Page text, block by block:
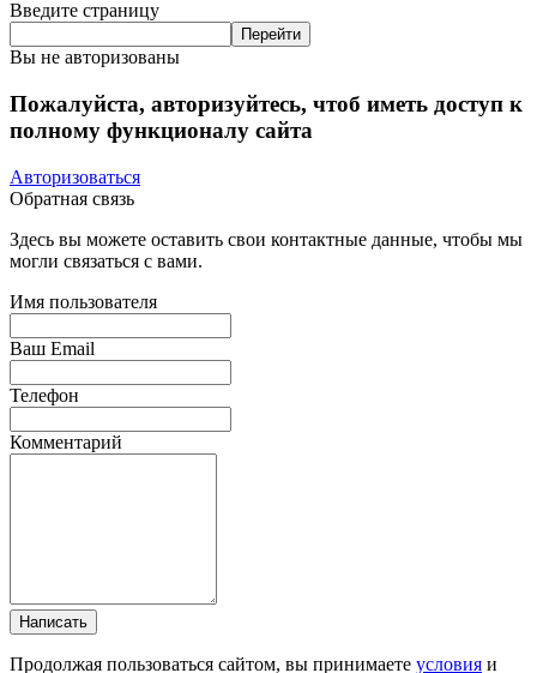
Введите страницу
Вы не авторизованы
Пожалуйста, авторизуйтесь, чтоб иметь доступ к
полному функционалу сайта
Авторизоваться
Обратная связь
Здесь вы можете оставить свои контактные данные, чтобы мы
могли связаться с вами.
Имя пользователя
Ваш Email
Телефон
Комментарий
Написать
Продолжая пользоваться сайтом, вы принимаете условия и